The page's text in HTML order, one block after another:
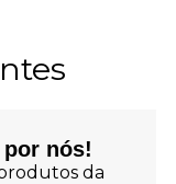
nós!
da